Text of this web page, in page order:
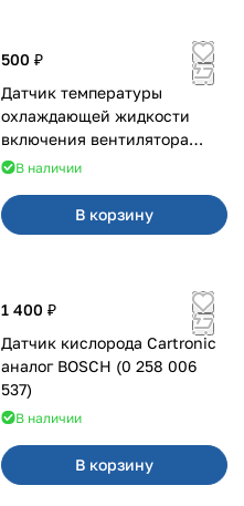
500 ₽
Датчик температуры
охлаждающей жидкости
включения вентилятора
2110-2115,2170,1117-1119,2123
В наличии
В корзину
1 400 ₽
Датчик кислорода Cartronic
аналог BOSCH (0 258 006
537)
В наличии
В корзину